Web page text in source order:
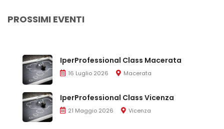
PROSSIMI EVENTI
IperProfessional Class Macerata
16 Luglio 2026 Macerata
IperProfessional Class Vicenza
21 Maggio 2026 Vicenza